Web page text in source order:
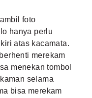
foto
lo hanya perlu
atas kacamata.
merekam
menekan tombol
selama
bisa merekam